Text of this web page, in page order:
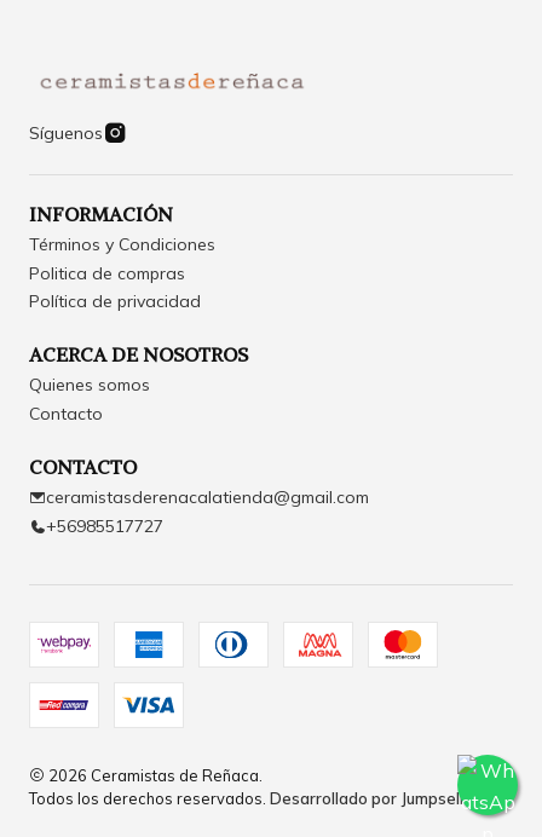
Síguenos
INFORMACIÓN
Términos y Condiciones
Politica de compras
Política de privacidad
ACERCA DE NOSOTROS
Quienes somos
Contacto
CONTACTO
ceramistasderenacalatienda@gmail.com
+56985517727
2026 Ceramistas de Reñaca.
Todos los derechos reservados. Desarrollado por Jumpseller.